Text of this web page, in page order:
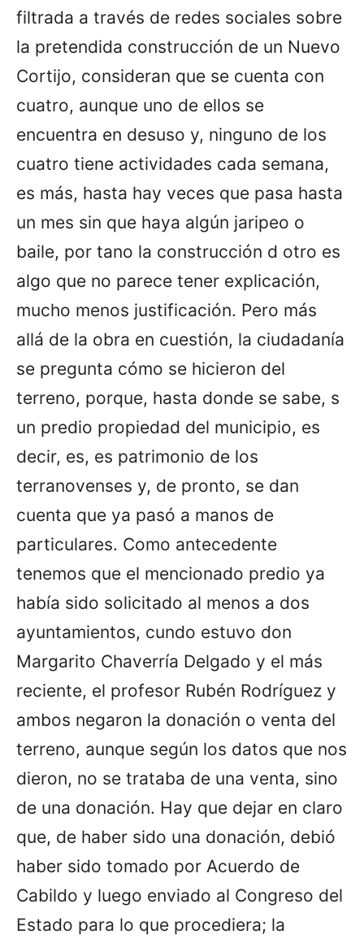
filtrada a través de redes sociales sobre
la pretendida construcción de un Nuevo
Cortijo, consideran que se cuenta con
cuatro, aunque uno de ellos se
encuentra en desuso y, ninguno de los
cuatro tiene actividades cada semana,
es más, hasta hay veces que pasa hasta
un mes sin que haya algún jaripeo o
baile, por tano la construcción d otro es
algo que no parece tener explicación,
mucho menos justificación. Pero más
allá de la obra en cuestión, la ciudadanía
se pregunta cómo se hicieron del
terreno, porque, hasta donde se sabe, s
un predio propiedad del municipio, es
decir, es, es patrimonio de los
terranovenses y, de pronto, se dan
cuenta que ya pasó a manos de
particulares. Como antecedente
tenemos que el mencionado predio ya
había sido solicitado al menos a dos
ayuntamientos, cundo estuvo don
Margarito Chaverría Delgado y el más
reciente, el profesor Rubén Rodríguez y
ambos negaron la donación o venta del
terreno, aunque según los datos que nos
dieron, no se trataba de una venta, sino
de una donación. Hay que dejar en claro
que, de haber sido una donación, debió
haber sido tomado por Acuerdo de
Cabildo y luego enviado al Congreso del
Estado para lo que procediera; la